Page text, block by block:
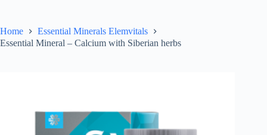
Home
Essential Minerals Elemvitals
Essential Mineral – Calcium with Siberian herbs